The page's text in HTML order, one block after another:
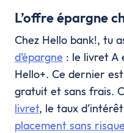
L’offre épargne
Chez Hello bank!, tu
d’épargne : le livret A
Hello+. Ce dernier
gratuit et sans frais.
livret, le taux
placement sans risque